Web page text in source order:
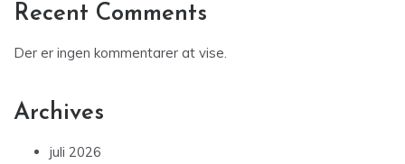
Recent Comments
Der er ingen kommentarer at vise.
Archives
juli 2026